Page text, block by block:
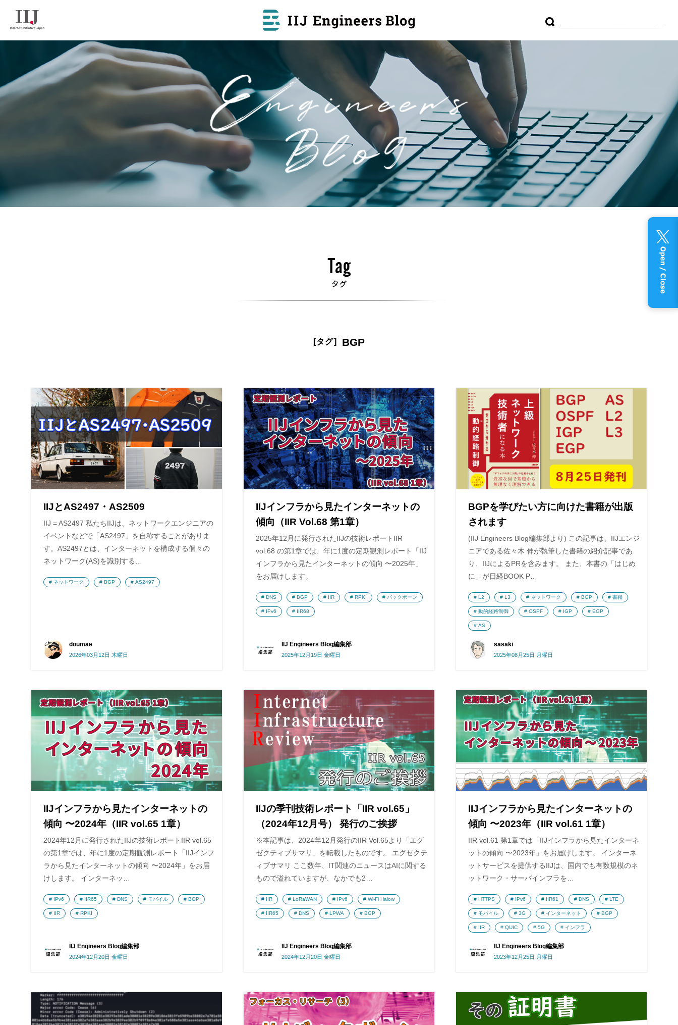
[タグ] BGP
IIJとAS2497・AS2509
IIJ = AS2497 私たちIIJは、ネットワークエンジニアの
イベントなどで「AS2497」を自称することがありま
す。AS2497とは、インターネットを構成する個々の
ネットワーク(AS)を識別する…
doumae
2026年03月12日 木曜日
ネットワーク BGP AS2497
IIJインフラから見たインターネットの
傾向（IIR Vol.68 第1章）
2025年12月に発行されたIIJの技術レポートIIR
vol.68 の第1章では、年に1度の定期観測レポート「IIJ
インフラから見たインターネットの傾向 〜2025年」
をお届けします。
IIJ Engineers Blog編集部
2025年12月19日 金曜日
DNS BGP IIR RPKI バックボーン
IPv6 IIR68
BGPを学びたい方に向けた書籍が出版
されます
(IIJ Engineers Blog編集部より) この記事は、IIJエンジ
ニアである佐々木 伸が執筆した書籍の紹介記事であ
り、IIJによるPRを含みます。 また、本書の「はじめ
に」が日経BOOK P…
sasaki
2025年08月25日 月曜日
L2 L3 ネットワーク BGP 書籍
動的経路制御 OSPF IGP EGP
AS
IIJインフラから見たインターネットの
傾向 〜2024年（IIR vol.65 1章）
2024年12月に発行されたIIJの技術レポートIIR vol.65
の第1章では、年に1度の定期観測レポート「IIJインフ
ラから見たインターネットの傾向 〜2024年」をお届
けします。 インターネッ…
IIJ Engineers Blog編集部
2024年12月20日 金曜日
IPv6 IIR65 DNS モバイル BGP
IIR RPKI
IIJの季刊技術レポート「IIR vol.65」
（2024年12月号） 発行のご挨拶
※本記事は、2024年12月発行のIIR Vol.65より「エグ
ゼクティブサマリ」を転載したものです。 エグゼクテ
ィブサマリ ここ数年、IT関連のニュースはAIに関する
もので溢れていますが、なかでも2…
IIJ Engineers Blog編集部
2024年12月20日 金曜日
IIR LoRaWAN IPv6 Wi-Fi Halow
IIR65 DNS LPWA BGP
IIJインフラから見たインターネットの
傾向 〜2023年（IIR vol.61 1章）
IIR vol.61 第1章では「IIJインフラから見たインターネ
ットの傾向 〜2023年」をお届けします。 インターネ
ットサービスを提供するIIJは、国内でも有数規模のネ
ットワーク・サーバインフラを…
IIJ Engineers Blog編集部
2023年12月25日 月曜日
HTTPS IPv6 IIR61 DNS LTE
モバイル 3G インターネット BGP
IIR QUIC 5G インフラ